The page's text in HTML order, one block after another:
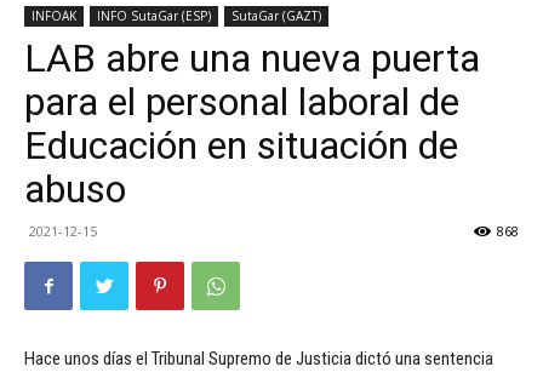
INFOAK INFO SutaGar (ESP) SutaGar (GAZT)
LAB abre una nueva puerta
para el personal laboral de
Educación en situación de
abuso
2021-12-15 868
Hace unos días el Tribunal Supremo de Justicia dictó una sentencia